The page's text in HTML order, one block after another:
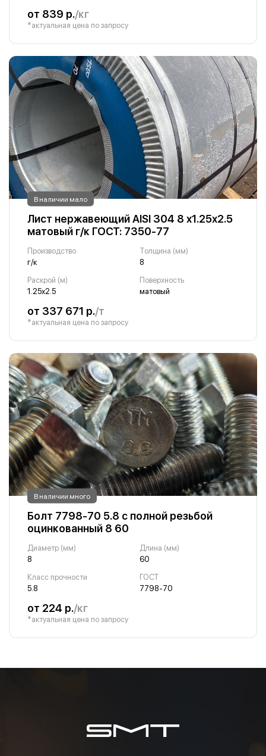
от 839 р./кг
*актуальная цена по запросу
В наличии мало
Лист нержавеющий AISI 304 8 х1.25х2.5
матовый г/к ГОСТ: 7350-77
Производство
г/к
Толщина (мм)
8
Раскрой (м)
1.25х2.5
Поверхность
матовый
от 337 671 р./т
*актуальная цена по запросу
В наличии много
Болт 7798-70 5.8 с полной резьбой
оцинкованный 8 60
Диаметр (мм)
8
Длина (мм)
60
Класс прочности
5.8
ГОСТ
7798-70
от 224 р./кг
*актуальная цена по запросу